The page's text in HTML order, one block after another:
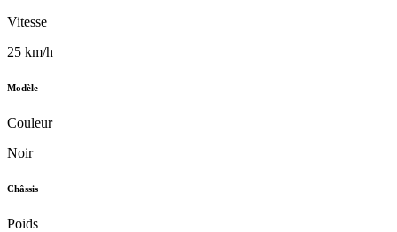
Vitesse
25 km/h
Modèle
Couleur
Noir
Châssis
Poids